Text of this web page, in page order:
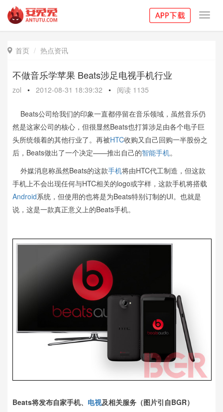
 首页 热点资讯
不做音乐学苹果 Beats涉足电视手机行业
zol • 2012-08-31 18:39:32 • 阅读 1135
Beats公司给我们的印象一直都停留在音乐领域，虽然音乐仍
然是这家公司的核心，但很显然Beats也打算涉足由各个电子巨
头所统领着的其他行业了。再被HTC收购又自己回购一半股份之
后，Beats做出了一个决定——推出自己的智能手机。
外媒消息称虽然Beats的这款手机将由HTC代工制造，但这款
手机上不会出现任何与HTC相关的logo或字样，这款手机将搭载
Android系统，但使用的也将是为Beats特别订制的UI。也就是
说，这是一款真正意义上的Beats手机。
Beats将发布自家手机、 电视及相关服务（图片引自BGR）